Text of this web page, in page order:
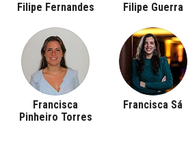
Filipe Fernandes Filipe Guerra
Francisca
Pinheiro Torres
Francisca Sá